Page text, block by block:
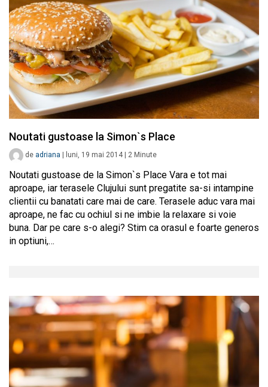
Noutati gustoase la Simon`s Place
de adriana luni, 19 mai 2014 2 Minute
Noutati gustoase de la Simon`s Place Vara e tot mai
aproape, iar terasele Clujului sunt pregatite sa-si intampine
clientii cu banatati care mai de care. Terasele aduc vara mai
aproape, ne fac cu ochiul si ne imbie la relaxare si voie
buna. Dar pe care s-o alegi? Stim ca orasul e foarte generos
in optiuni,…